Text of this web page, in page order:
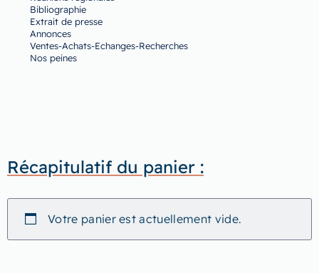
Bibliographie
Extrait de presse
Annonces
Ventes-Achats-Echanges-Recherches
Nos peines
Récapitulatif du panier :
Votre panier est actuellement vide.